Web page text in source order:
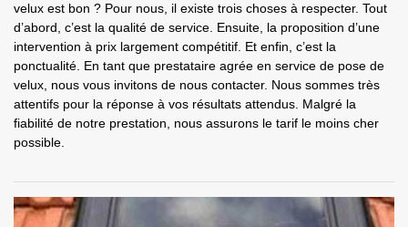
velux est bon ? Pour nous, il existe trois choses à respecter. Tout
d’abord, c’est la qualité de service. Ensuite, la proposition d’une
intervention à prix largement compétitif. Et enfin, c’est la
ponctualité. En tant que prestataire agrée en service de pose de
velux, nous vous invitons de nous contacter. Nous sommes très
attentifs pour la réponse à vos résultats attendus. Malgré la
fiabilité de notre prestation, nous assurons le tarif le moins cher
possible.